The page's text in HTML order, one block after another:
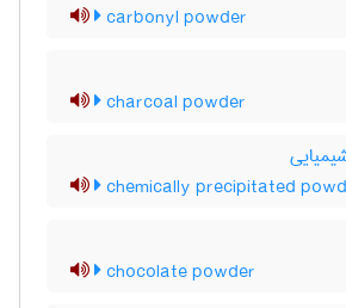
carbonyl powder
charcoal powder
chemically precipitated
chocolate powder